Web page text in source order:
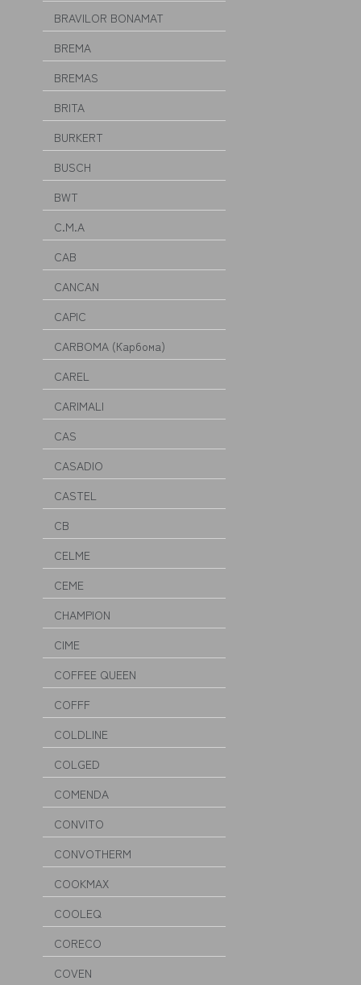
BRAVILOR BONAMAT
BREMA
BREMAS
BRITA
BURKERT
BUSCH
BWT
C.M.A
CAB
CANCAN
CAPIC
CARBOMA (Карбома)
CAREL
CARIMALI
CAS
CASADIO
CASTEL
CB
CELME
CEME
CHAMPION
CIME
COFFEE QUEEN
COFFF
COLDLINE
COLGED
COMENDA
CONVITO
CONVOTHERM
COOKMAX
COOLEQ
CORECO
COVEN